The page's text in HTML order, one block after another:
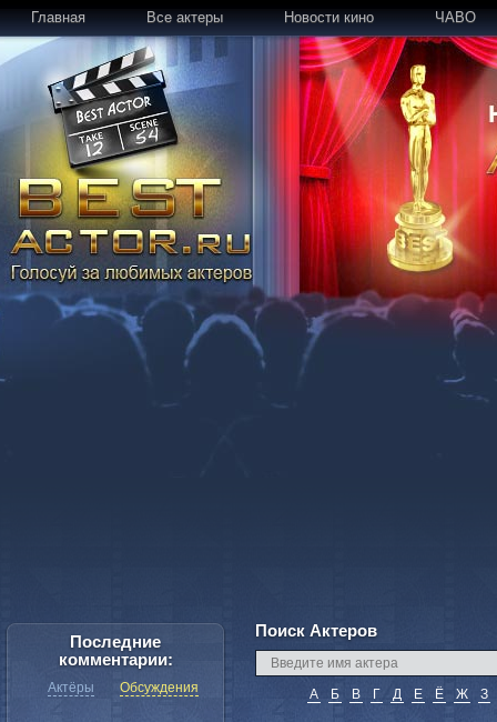
Главная Все актеры Новости кино ЧАВО
Поиск Актеров
А Б В Г Д Е Ё Ж З
Последние
комментарии:
Актёры Обсуждения